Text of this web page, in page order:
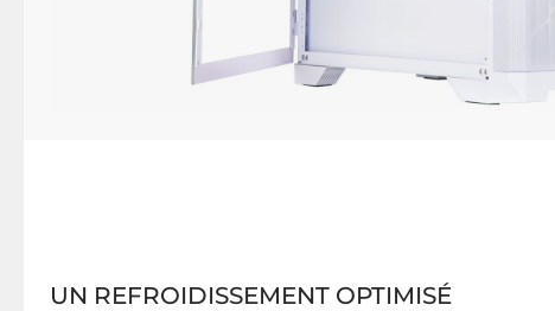
UN REFROIDISSEMENT OPTIMISÉ